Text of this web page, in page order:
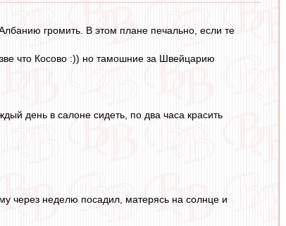
громить. В этом плане печально, если те
что Косово :)) но тамошние за Швейцарию
день в салоне сидеть, по два часа красить
через неделю посадил, матерясь на солнце и